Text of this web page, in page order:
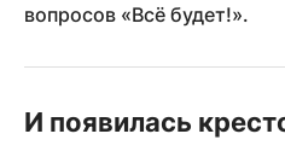
вопросов «Всё будет!».
И появилась